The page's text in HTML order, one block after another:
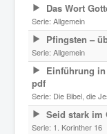
Das Wort
Serie: Allgemein
Pfingsten –
Serie: Allgemein
Einführung
pdf
Serie: Die Bibel, die
Seid stark im
Serie: 1. Korinther 16